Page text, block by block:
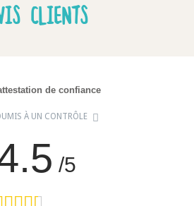
CLIENTS
de confiance
À UN CONTRÔLE
/5